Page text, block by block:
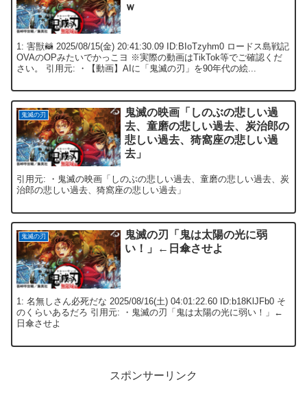
ｗ
1: 害獣🦝 2025/08/15(金) 20:41:30.09 ID:BIoTzyhm0 ロードス島戦記
OVAのOPみたいでかっこヨ ※実際の動画はTikTok等でご確認くだ
さい。 引用元: ・【動画】AIに「鬼滅の刃」を90年代の絵...
鬼滅の刃
鬼滅の映画「しのぶの悲しい過
去、童磨の悲しい過去、炭治郎の
悲しい過去、猗窩座の悲しい過
去」
引用元: ・鬼滅の映画「しのぶの悲しい過去、童磨の悲しい過去、炭
治郎の悲しい過去、猗窩座の悲しい過去」
鬼滅の刃
鬼滅の刃「鬼は太陽の光に弱
い！」←日傘させよ
1: 名無しさん必死だな 2025/08/16(土) 04:01:22.60 ID:b18KlJFb0 そ
のくらいあるだろ 引用元: ・鬼滅の刃「鬼は太陽の光に弱い！」←
日傘させよ
スポンサーリンク